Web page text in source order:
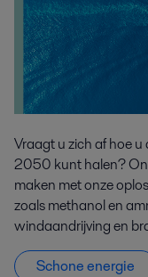
Vraagt u zich af hoe
2050 kunt halen?
maken met onze
zoals methanol en
windaandrijving en
Schone energie